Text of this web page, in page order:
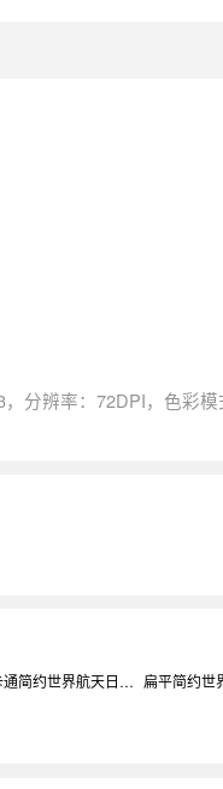
手绘卡通简约世界航天日公众号次图背景